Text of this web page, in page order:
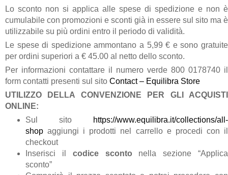
Lo sconto non si applica alle spese di spedizione e non è
cumulabile con promozioni e sconti già in essere sul sito ma è
utilizzabile su più ordini entro il periodo di validità.
Le spese di spedizione ammontano a 5,99 € e sono gratuite
per ordini superiori a € 45.00 al netto dello sconto.
Per informazioni contattare il numero verde 800 0178740 il
form contatti presenti sul sito Contact – Equilibra Store
UTILIZZO DELLA CONVENZIONE PER GLI ACQUISTI
ONLINE:
Sul sito
https://www.equilibra.it/collections/all-
shop aggiungi i prodotti nel carrello e procedi con il
checkout
Inserisci il codice sconto nella sezione “Applica
sconto”